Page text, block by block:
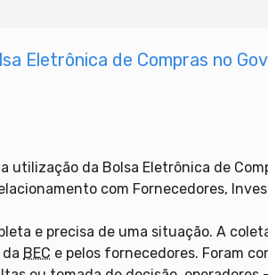
Eletrônica de Compras no
da Bolsa Eletrônica de
com Fornecedores,
e precisa de uma situação. A
BEC e pelos fornecedores. Foram